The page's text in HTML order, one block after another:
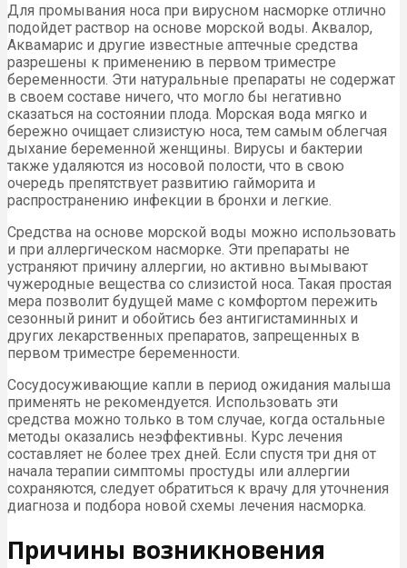
Для промывания носа при вирусном насморке отлично
подойдет раствор на основе морской воды. Аквалор,
Аквамарис и другие известные аптечные средства
разрешены к применению в первом триместре
беременности. Эти натуральные препараты не содержат
в своем составе ничего, что могло бы негативно
сказаться на состоянии плода. Морская вода мягко и
бережно очищает слизистую носа, тем самым облегчая
дыхание беременной женщины. Вирусы и бактерии
также удаляются из носовой полости, что в свою
очередь препятствует развитию гайморита и
распространению инфекции в бронхи и легкие.
Средства на основе морской воды можно использовать
и при аллергическом насморке. Эти препараты не
устраняют причину аллергии, но активно вымывают
чужеродные вещества со слизистой носа. Такая простая
мера позволит будущей маме с комфортом пережить
сезонный ринит и обойтись без антигистаминных и
других лекарственных препаратов, запрещенных в
первом триместре беременности.
Сосудосуживающие капли в период ожидания малыша
применять не рекомендуется. Использовать эти
средства можно только в том случае, когда остальные
методы оказались неэффективны. Курс лечения
составляет не более трех дней. Если спустя три дня от
начала терапии симптомы простуды или аллергии
сохраняются, следует обратиться к врачу для уточнения
диагноза и подбора новой схемы лечения насморка.
Причины возникновения